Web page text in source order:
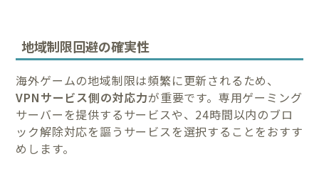
地域制限回避の確実性
海外ゲームの地域制限は頻繁に更新されるため、
VPNサービス側の対応力が重要です。専用ゲーミング
サーバーを提供するサービスや、24時間以内のブロ
ック解除対応を謳うサービスを選択することをおすす
めします。